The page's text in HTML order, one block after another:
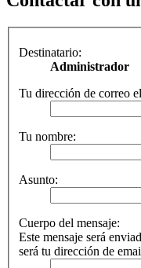
Destinatario:
Administrador
Tu dirección de correo
Tu nombre:
Asunto:
Cuerpo del mensaje:
Este mensaje será
será tu dirección de